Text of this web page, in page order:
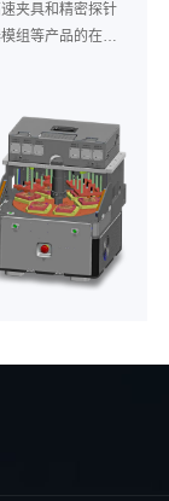
夹具和精密探针
组等产品的在线
两个工位用于测
行，为客户提升
并行测试，每工
统。